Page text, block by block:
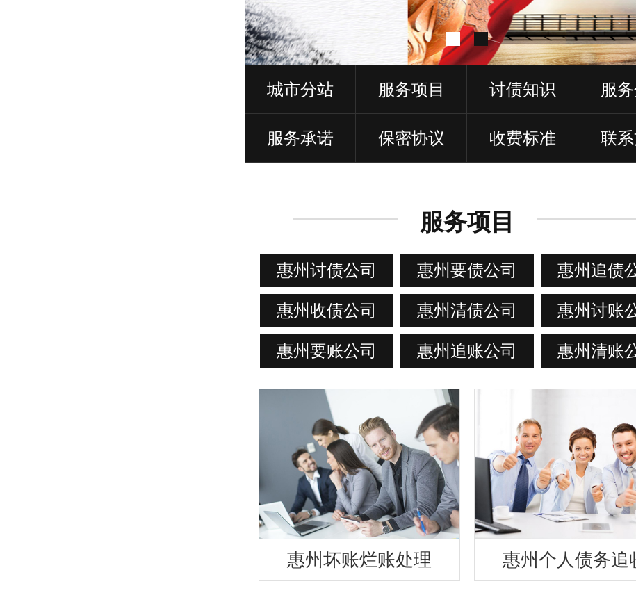
城市分站 服务项目 讨债知识 服
服务承诺 保密协议 收费标准 联
服务项目
惠州讨债公司 惠州要债公司 惠州追债
惠州收债公司 惠州清债公司 惠州讨账
惠州要账公司 惠州追账公司 惠州清账
惠州坏账烂账处理 惠州个人债务追